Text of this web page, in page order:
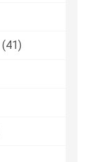
(41)